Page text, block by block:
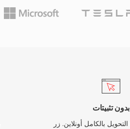
بدون تثبيتات
التحويل بالكامل أونلاين. زر convertio.co